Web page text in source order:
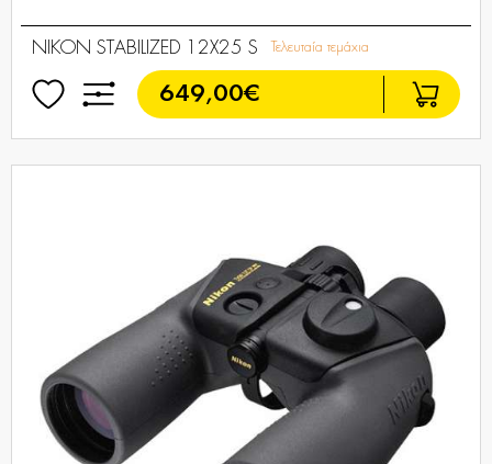
NIKON STABILIZED 12X25 S Τελευταία τεμάχια
649,00€